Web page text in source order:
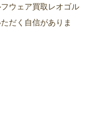
ウェア買取レオゴル
だく自信がありま